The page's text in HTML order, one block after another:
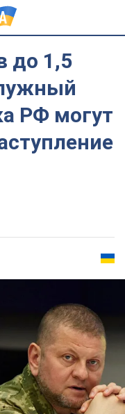
до 1,5
РФ могут